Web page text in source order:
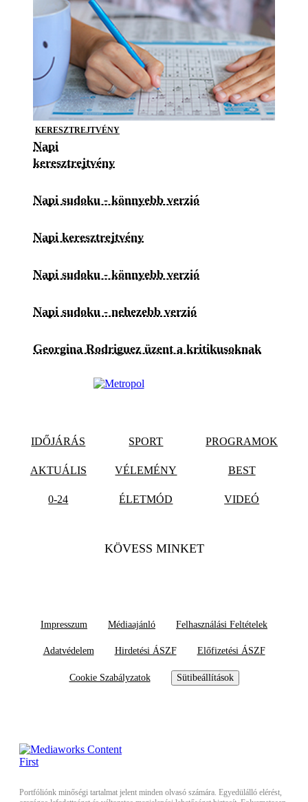
KERESZTREJTVÉNY
Napi
keresztrejtvény
Napi sudoku - könnyebb verzió
Napi keresztrejtvény
Napi sudoku - könnyebb verzió
Napi sudoku - nehezebb verzió
Georgina Rodriguez üzent a kritikusoknak
IDŐJÁRÁS SPORT PROGRAMOK
AKTUÁLIS VÉLEMÉNY BEST
0-24 ÉLETMÓD VIDEÓ
KÖVESS MINKET
Impresszum Médiaajánló Felhasználási Feltételek
Adatvédelem Hirdetési ÁSZF Előfizetési ÁSZF
Cookie Szabályzatok Sütibeállítások
Portfóliónk minőségi tartalmat jelent minden olvasó számára. Egyedülálló elérést,